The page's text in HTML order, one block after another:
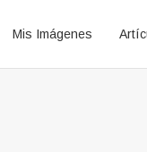
Mis Imágenes